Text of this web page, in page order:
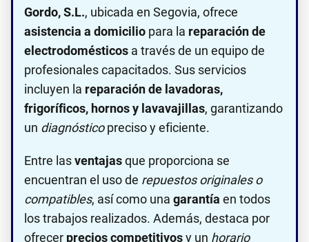
Gordo, S.L., ubicada en Segovia, ofrece
asistencia a domicilio para la reparación de
electrodomésticos a través de un equipo de
profesionales capacitados. Sus servicios
incluyen la reparación de lavadoras,
frigoríficos, hornos y lavavajillas, garantizando
un diagnósticopreciso y eficiente.
Entre lasventajasque proporciona se
encuentran el uso de repuestos originales o
compatibles, así como una garantía en todos
los trabajos realizados. Además, destaca por
ofrecer precios competitivosy un horario